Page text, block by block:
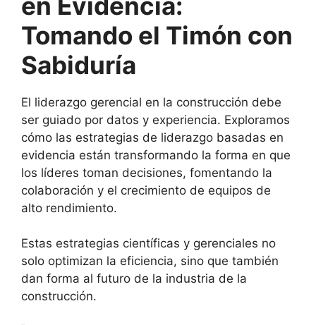
Tomando el Timón con
Sabiduría
El liderazgo gerencial en la construcción debe
ser guiado por datos y experiencia. Exploramos
cómo las estrategias de liderazgo basadas en
evidencia están transformando la forma en que
los líderes toman decisiones, fomentando la
colaboración y el crecimiento de equipos de
alto rendimiento.
Estas estrategias científicas y gerenciales no
solo optimizan la eficiencia, sino que también
dan forma al futuro de la industria de la
construcción.